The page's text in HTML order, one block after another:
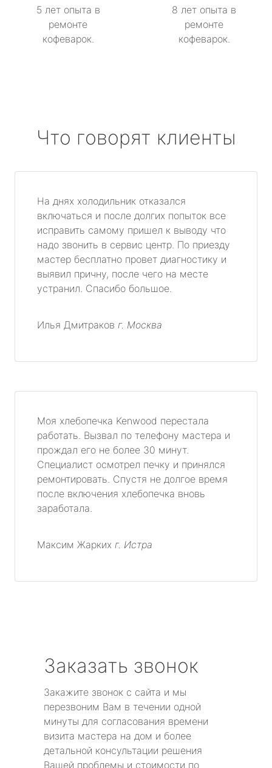
5 лет опыта в
ремонте
кофеварок.
8 лет опыта в
ремонте
кофеварок.
Что говорят клиенты
На днях холодильник отказался
включаться и после долгих попыток все
исправить самому пришел к выводу что
надо звонить в сервис центр. По приезду
мастер бесплатно провет диагностику и
выявил причну, после чего на месте
устранил. Спасибо большое.
Илья Дмитраков г. Москва
Моя хлебопечка Kenwood перестала
работать. Вызвал по телефону мастера и
прождал его не более 30 минут.
Специалист осмотрел печку и принялся
ремонтировать. Спустя не долгое время
после включения хлебопечка вновь
заработала.
Максим Жарких г. Истра
Заказать звонок
Закажите звонок с сайта и мы
перезвоним Вам в течении одной
минуты для согласования времени
визита мастера на дом и более
детальной консультации решения
Вашей проблемы и стоимости по